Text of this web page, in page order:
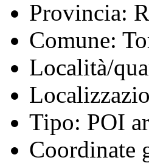
Provincia:
Comune:
Località/
Tipo: POI
Coordinate